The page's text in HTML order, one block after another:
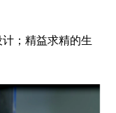
；精益求精的生